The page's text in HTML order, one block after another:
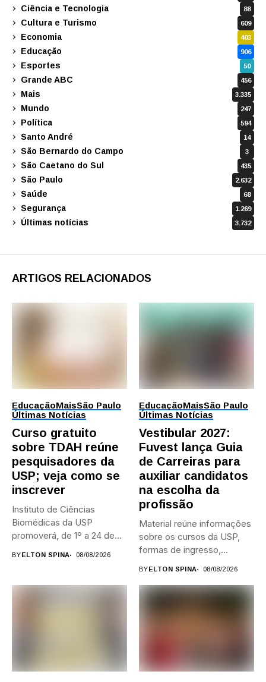
Ciência e Tecnologia 88
Cultura e Turismo 609
Economia 403
Educação 906
Esportes 50
Grande ABC 456
Mais 3.335
Mundo 247
Política 594
Santo André 14
São Bernardo do Campo 3
São Caetano do Sul 435
São Paulo 2.632
Saúde 68
Segurança 1.269
Últimas notícias 3.732
ARTIGOS RELACIONADOS
EducaçãoMaisSão Paulo
Últimas Notícias
Curso gratuito
sobre TDAH reúne
pesquisadores da
USP; veja como se
inscrever
Instituto de Ciências
Biomédicas da USP
promoverá, de 1º a 24 de...
BYELTON SPINA 08/08/2026
EducaçãoMaisSão Paulo
Últimas Notícias
Vestibular 2027:
Fuvest lança Guia
de Carreiras para
auxiliar candidatos
na escolha da
profissão
Material reúne informações
sobre os cursos da USP,
formas de ingresso,
BYELTON SPINA 08/08/2026